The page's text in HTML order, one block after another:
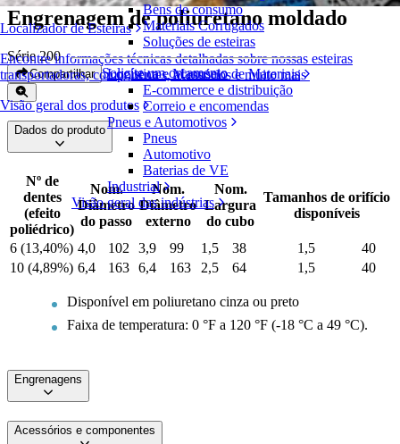
Localizador de Esteiras
Encontre informações técnicas detalhadas sobre nossas esteiras
transportadoras, componentes, acessórios e muito mais
Visão geral dos produtos
Bens de consumo
Materiais Corrugados
Soluções de esteiras
Logística e Manuseio de Materiais
E-commerce e distribuição
Correio e encomendas
Pneus e Automotivos
Pneus
Automotivo
Baterias de VE
Industrial
Visão geral das indústrias
Engrenagem de poliuretano moldado
Série 200
Compartilhar Solicite um orçamento
Dados do produto
Nº de
dentes
(efeito
poliédrico)
Nom.
Diâmetro
do passo
Nom.
Diâmetro
externo
Nom.
Largura
do cubo
Tamanhos de orifício
disponíveis
6 (13,40%) 4,0 102 3,9 99 1,5 38 1,5
40
10 (4,89%) 6,4 163 6,4 163 2,5 64 1,5 40
Disponível em poliuretano cinza ou preto
Faixa de temperatura: 0 °F a 120 °F (-18 °C a 49 °C).
Engrenagens
Acessórios e componentes